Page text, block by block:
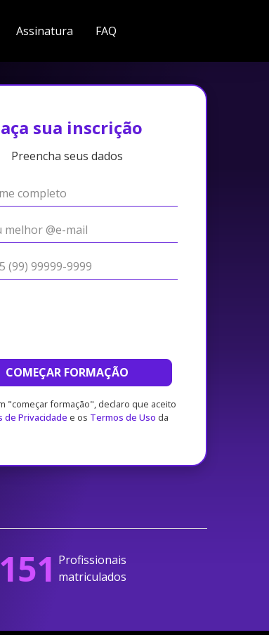
Assinatura FAQ
sua inscrição
Preencha seus dados
COMEÇAR FORMAÇÃO
"começar formação", declaro que aceito
de Privacidade e os Termos de Uso da
Profissionais
matriculados